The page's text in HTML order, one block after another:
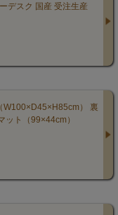
デスク 国産 受注生産
W100×D45×H85cm） 裏
ト（99×44cm）